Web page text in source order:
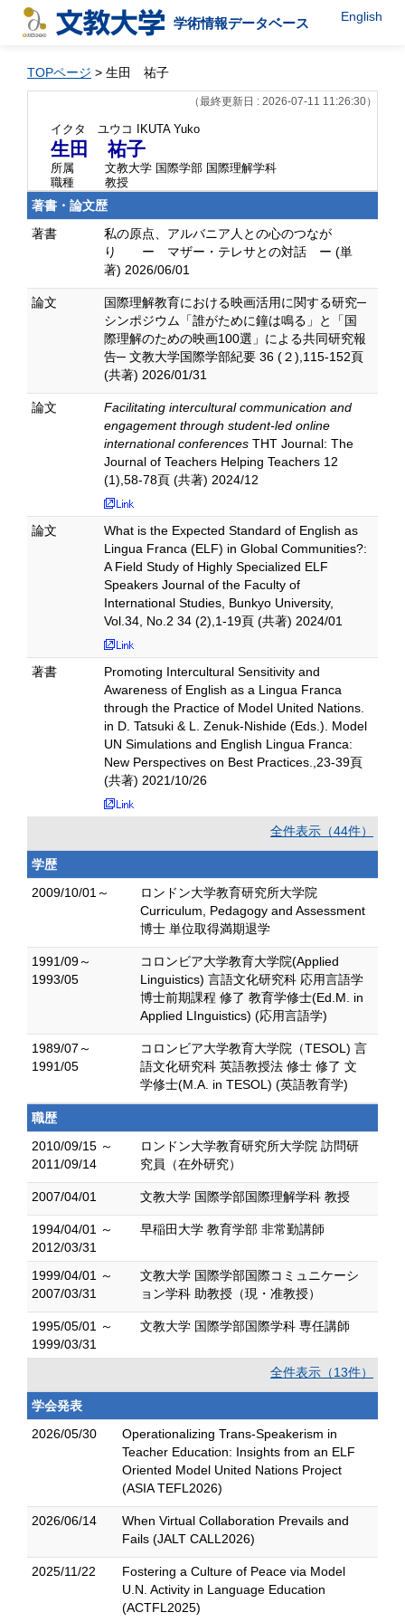
学術情報データベース English
TOPページ > 生田 祐子
（最終更新日 : 2026-07-11 11:26:30）
イクタ ユウコ IKUTA Yuko
生田 祐子
所属
文教大学 国際学部 国際理解学科
職種
教授
著書・論文歴
著書
私の原点、アルバニア人との心のつなが
り ー マザー・テレサとの対話 ー (単
著) 2026/06/01
論文
国際理解教育における映画活用に関する研究─
シンポジウム「誰がために鐘は鳴る」と「国
際理解のための映画100選」による共同研究報
告─ 文教大学国際学部紀要 36 (２),115-152頁
(共著) 2026/01/31
論文
Facilitating intercultural communication and
engagement through student-led online
international conferences THT Journal: The
Journal of Teachers Helping Teachers 12
(1),58-78頁 (共著) 2024/12
論文
What is the Expected Standard of English as
Lingua Franca (ELF) in Global Communities?:
A Field Study of Highly Specialized ELF
Speakers Journal of the Faculty of
International Studies, Bunkyo University,
Vol.34, No.2 34 (2),1-19頁 (共著) 2024/01
著書
Promoting Intercultural Sensitivity and
Awareness of English as a Lingua Franca
through the Practice of Model United Nations.
in D. Tatsuki & L. Zenuk-Nishide (Eds.). Model
UN Simulations and English Lingua Franca:
New Perspectives on Best Practices.,23-39頁
(共著) 2021/10/26
全件表示（44件）
学歴
2009/10/01～
ロンドン大学教育研究所大学院
Curriculum, Pedagogy and Assessment
博士 単位取得満期退学
1991/09～
1993/05
コロンビア大学教育大学院(Applied
Linguistics) 言語文化研究科 応用言語学
博士前期課程 修了 教育学修士(Ed.M. in
Applied LInguistics) (応用言語学)
1989/07～
1991/05
コロンビア大学教育大学院（TESOL) 言
語文化研究科 英語教授法 修士 修了 文
学修士(M.A. in TESOL) (英語教育学)
職歴
2010/09/15 ～
2011/09/14
ロンドン大学教育研究所大学院 訪問研
究員（在外研究）
2007/04/01 文教大学 国際学部国際理解学科 教授
1994/04/01 ～
2012/03/31
早稲田大学 教育学部 非常勤講師
1999/04/01 ～
2007/03/31
文教大学 国際学部国際コミュニケーシ
ョン学科 助教授（現・准教授）
1995/05/01 ～
1999/03/31
文教大学 国際学部国際学科 専任講師
全件表示（13件）
学会発表
2026/05/30
Operationalizing Trans-Speakerism in
Teacher Education: Insights from an ELF
Oriented Model United Nations Project
(ASIA TEFL2026)
2026/06/14
When Virtual Collaboration Prevails and
Fails (JALT CALL2026)
2025/11/22
Fostering a Culture of Peace via Model
U.N. Activity in Language Education
(ACTFL2025)